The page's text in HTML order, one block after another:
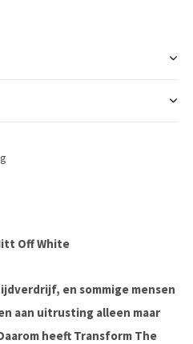
Off White
en sommige mensen
aan uitrusting alleen maar
heeft Transform The